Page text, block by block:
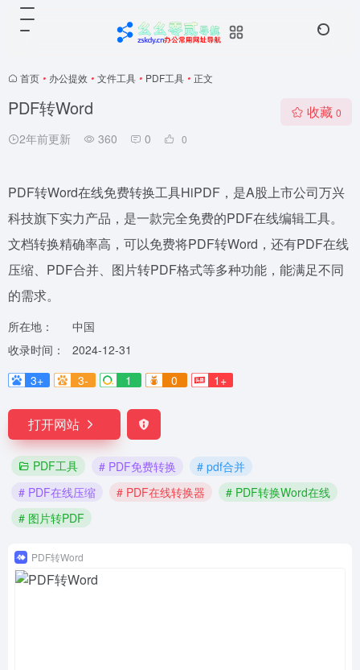
首页 • 办公提效 • 文件工具 • PDF工具 • 正文
PDF转Word
2年前更新 360 0 0
收藏 0
PDF转Word在线免费转换工具HiPDF，是A股上市公司万兴
科技旗下实力产品，是一款完全免费的PDF在线编辑工具。
文档转换精确率高，可以免费将PDF转Word，还有PDF在线
压缩、PDF合并、图片转PDF格式等多种功能，能满足不同
的需求。
所在地：
中国
收录时间：
2024-12-31
3+
3- 1 0 1+
打开网站
PDF工具 # PDF免费转换
# pdf合并
# PDF在线压缩
# PDF在线转换器
# PDF转换Word在线
# 图片转PDF
PDF转Word